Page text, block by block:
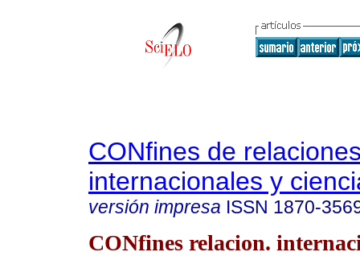
CONfines de
internacionales y
versión impresa ISSN 1870-
CONfines relacion.